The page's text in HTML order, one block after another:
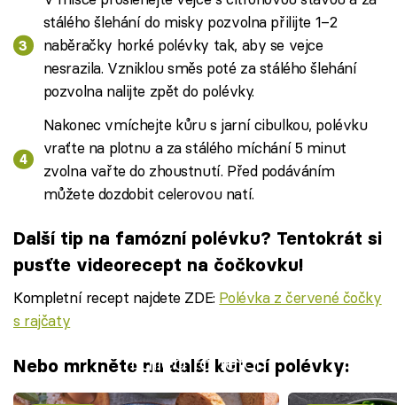
stálého šlehání do misky pozvolna přilijte 1–2
naběračky horké polévky tak, aby se vejce
nesrazila. Vzniklou směs poté za stálého šlehání
pozvolna nalijte zpět do polévky.
Nakonec vmíchejte kůru s jarní cibulkou, polévku
vraťte na plotnu a za stálého míchání 5 minut
zvolna vařte do zhoustnutí. Před podáváním
můžete dozdobit celerovou natí.
Další tip na famózní polévku? Tentokrát si
pusťte videorecept na čočkovku!
Kompletní recept najdete ZDE: Polévka z červené čočky
s rajčaty
Failed to fetch
Nebo mrkněte na další kuřecí polévky: